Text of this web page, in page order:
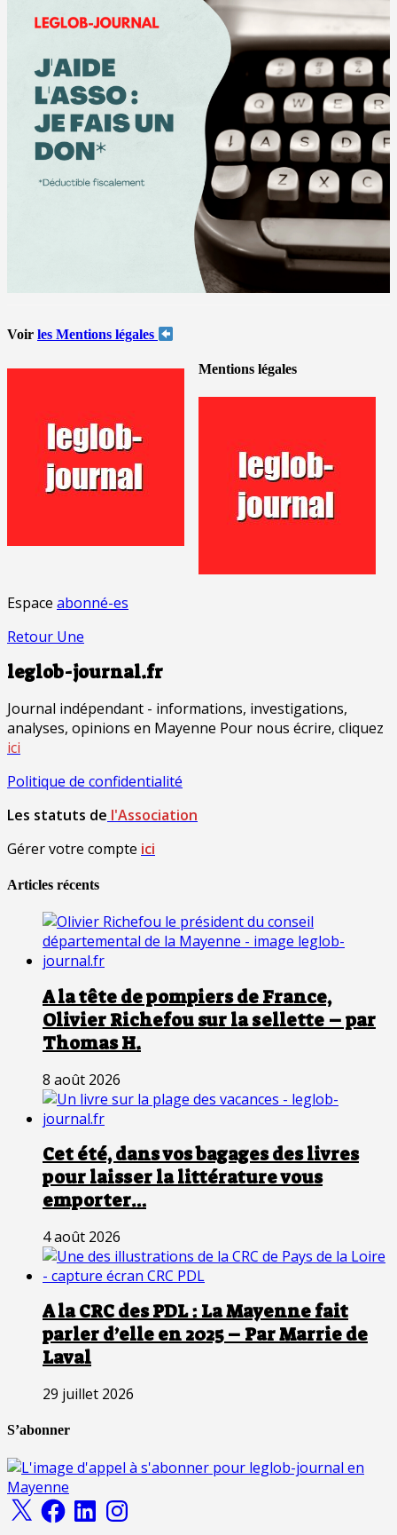
Voir les Mentions légales
Mentions légales
Espace abonné-es
Retour Une
leglob-journal.fr
Journal indépendant - informations, investigations,
analyses, opinions en Mayenne Pour nous écrire, cliquez
ici
Politique de confidentialité
Les statuts de l'Association
Gérer votre compte ici
Articles récents
A la tête de pompiers de France,
Olivier Richefou sur la sellette – par
Thomas H.
8 août 2026
Cet été, dans vos bagages des livres
pour laisser la littérature vous
emporter…
4 août 2026
A la CRC des PDL : La Mayenne fait
parler d’elle en 2025 – Par Marrie de
Laval
29 juillet 2026
S’abonner
X FacebookLinkedInInstagram